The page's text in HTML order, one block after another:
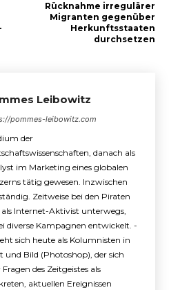
Rücknahme irregulärer
Migranten gegenüber
Herkunftsstaaten
durchsetzen
Leibowitz
pommes-leibowitz.com
der
danach als
im Marketing eines globalen
tätig gewesen. Inzwischen
Zeitweise bei den Piraten
Internet-Aktivist unterwegs,
diverse Kampagnen entwickelt. -
sich heute als Kolumnisten in
und Bild (Photoshop), der sich
Fragen des Zeitgeistes als
aktuellen Ereignissen